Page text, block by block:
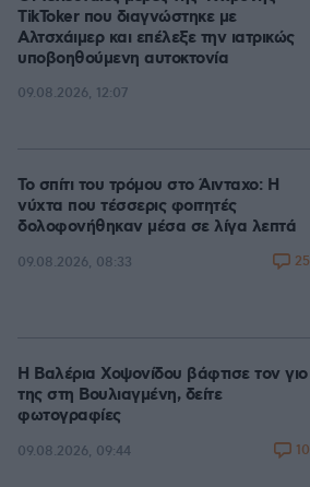
TikToker που διαγνώστηκε με
Αλτσχάιμερ και επέλεξε την ιατρικώς
υποβοηθούμενη αυτοκτονία
09.08.2026, 12:07
Το σπίτι του τρόμου στο Άινταχο: Η
νύχτα που τέσσερις φοιτητές
δολοφονήθηκαν μέσα σε λίγα λεπτά
09.08.2026, 08:33 25
Η Βαλέρια Χοψονίδου βάφτισε τον γιο
της στη Βουλιαγμένη, δείτε
φωτογραφίες
09.08.2026, 09:44 10